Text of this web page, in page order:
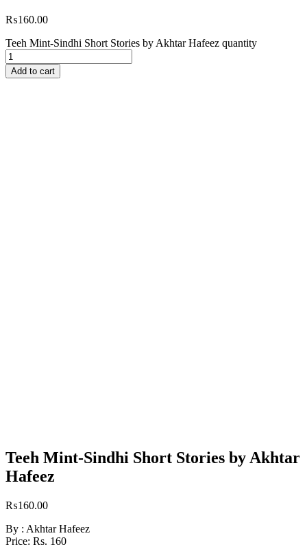
₨160.00
Teeh Mint-Sindhi Short Stories by Akhtar Hafeez quantity
Add to cart
Teeh Mint-Sindhi Short Stories by Akhtar
Hafeez
₨160.00
By : Akhtar Hafeez
Price: Rs. 160